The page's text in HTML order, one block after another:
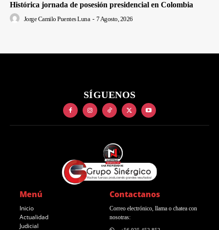
Histórica jornada de posesión presidencial en Colombia
Jorge Camilo Puentes Luna - 7 Agosto, 2026
SÍGUENOS
Menú
Inicio
Actualidad
Judicial
Contactanos
Correo electrónico, llama o chatea con
nosotras: